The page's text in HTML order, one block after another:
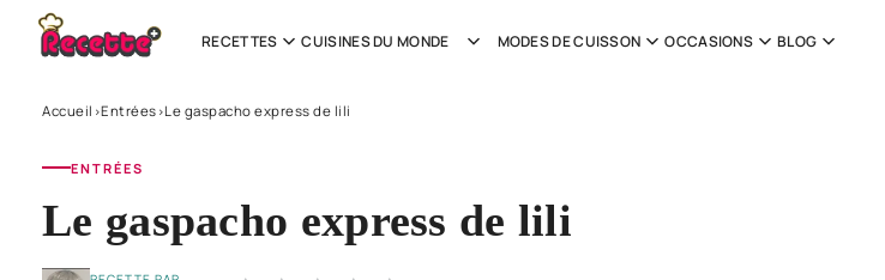
RECETTES CUISINES DU MONDE MODES DE CUISSON OCCASIONS BLOG
Accueil ›Entrées ›Le gaspacho express de lili
ENTRÉES
Le gaspacho express de lili